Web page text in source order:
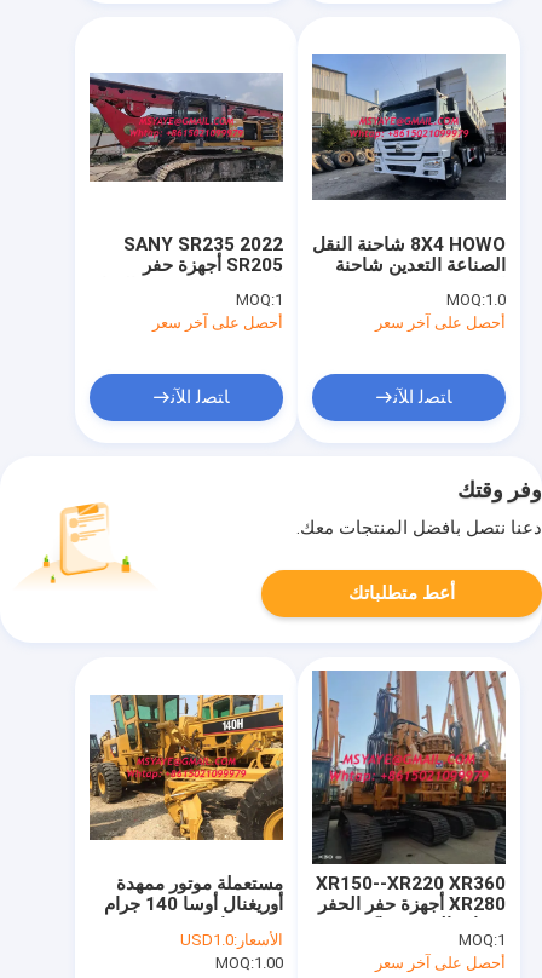
2022 SANY SR235
SR205 أجهزة حفر
الصين
MOQ:1
أحصل على آخر سعر
ﺎﺘﺼﻟ ﺍﻶﻧ
8X4 HOWO شاحنة النقل
الصناعة التعدين شاحنة
MOQ:1.0
أحصل على آخر سعر
ﺎﺘﺼﻟ ﺍﻶﻧ
وفر وقتك
دعنا نتصل بأفضل المنتجات معك.
أعط متطلباتك
مستعملة موتور ممهدة
أوريغنال أوسا 140 جرام
كيلو 140 متر كاتربيلر
أمريكا الصف الثاني
الأسعار:USD1.0
MOQ:1.00
XR150--XR220 XR360
XR280 أجهزة حفر الحفر
قطر الحفر 50 متر
MOQ:1
أحصل على آخر سعر